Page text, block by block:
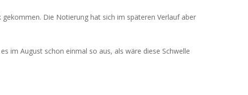
Die Notierung hat sich im späteren Verlauf aber
im August schon einmal so aus, als wäre diese Schwelle